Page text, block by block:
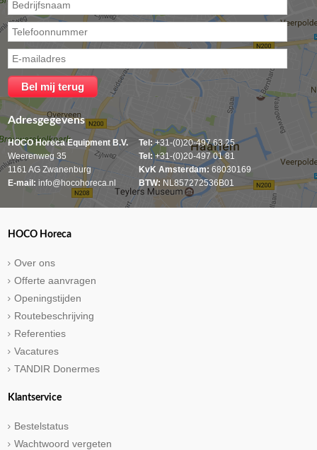
Adresgegevens
HOCO Horeca Equipment B.V.
Weerenweg 35
1161 AG Zwanenburg
E-mail: info@hocohoreca.nl
Tel: +31-(0)20-497 63 25
Tel:+31-(0)20-497 01 81
KvK Amsterdam: 68030169
BTW: NL857272536B01
HOCO Horeca
Over ons
Offerte aanvragen
Openingstijden
Routebeschrijving
Referenties
Vacatures
TANDIR Donermes
Klantservice
Bestelstatus
Wachtwoord vergeten